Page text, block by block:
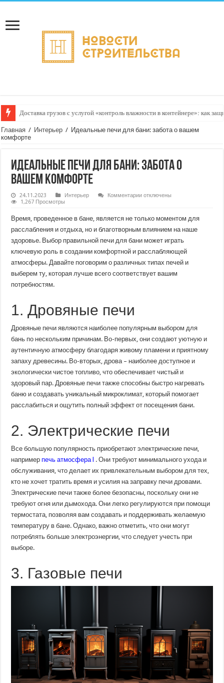
Доставка грузов с услугой «контроль влажности в контейнере»: как
Главная / Интерьер / Идеальные печи для бани: забота о вашем
комфорте
Идеальные печи для бани: забота о
вашем комфорте
24.11.2023 Интерьер Комментариик
для
бани:
забота
о
комфорте
отключены
1,267 Просмотры
Время, проведенное в бане, является не только моментом для
расслабления и отдыха, но и благотворным влиянием на наше
здоровье. Выбор правильной печи для бани может играть
ключевую роль в создании комфортной и расслабляющей
атмосферы. Давайте поговорим о различных типах печей и
выберем ту, которая лучше всего соответствует вашим
потребностям.
1. Дровяные печи
Дровяные печи являются наиболее популярным выбором для
бань по нескольким причинам. Во-первых, они создают уютную и
аутентичную атмосферу благодаря живому пламени и приятному
запаху древесины. Во-вторых, дрова – наиболее доступное и
экологически чистое топливо, что обеспечивает чистый и
здоровый пар. Дровяные печи также способны быстро нагревать
баню и создавать уникальный микроклимат, который помогает
расслабиться и ощутить полный эффект от посещения бани.
2. Электрические печи
Все большую популярность приобретают электрические печи,
напримерпечь атмосфера l . Они требуют минимального ухода и
обслуживания, что делает их привлекательным выбором для тех,
кто не хочет тратить время и усилия на заправку печи дровами.
Электрические печи также более безопасны, поскольку они не
требуют огня или дымохода. Они легко регулируются при помощи
термостата, позволяя вам создавать и поддерживать желаемую
температуру в бане. Однако, важно отметить, что они могут
потреблять больше электроэнергии, что следует учесть при
выборе.
3. Газовые печи